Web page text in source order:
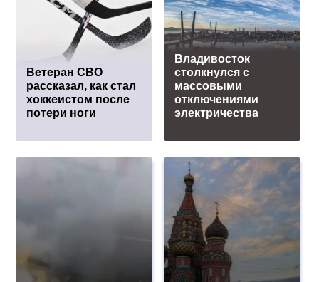
Ветеран СВО
рассказал, как стал
хоккеистом после
потери ноги
Владивосток
столкнулся с
массовыми
отключениями
электричества